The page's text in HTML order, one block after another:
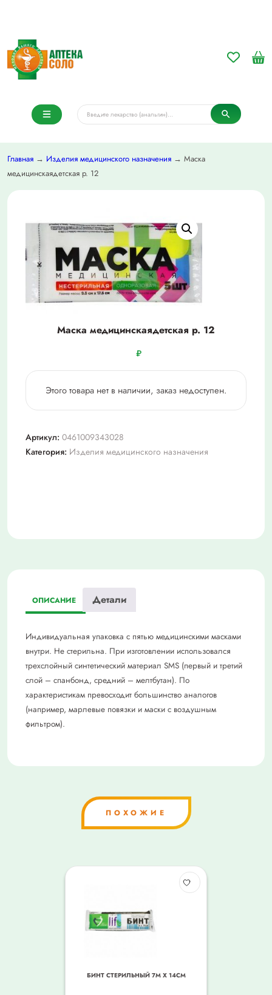
Главная → Изделия медицинского назначения → Маска
медицинскаядетская р. 12
Маска медицинскаядетская р. 12
₽
Этого товара нет в наличии, заказ недоступен.
Артикул: 0461009343028
Категория: Изделия медицинского назначения
ОПИСАНИЕ Детали
Индивидуальная упаковка с пятью медицинскими масками
внутри. Не стерильна. При изготовлении использовался
трехслойный синтетический материал SMS (первый и третий
слой – спанбонд, средний – мелтбутан). По
характеристикам превосходит большинство аналогов
(например, марлевые повязки и маски с воздушным
фильтром).
ПОХОЖИЕ
БИНТ СТЕРИЛЬНЫЙ 7М Х 14СМ